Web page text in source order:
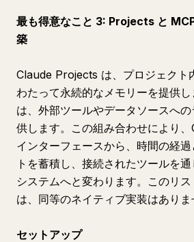
最も得意なこと 3: Projects と
築
Claude Projects は、プロジェクト
わたって永続的なメモリーを提供
は、外部ツールやデータソースへ
供します。この組み合わせにより
インターフェースから、時間の経
トを蓄積し、接続されたツールを
システムへと変わります。このリ
は、同等のネイティブ実装はありま
セットアップ